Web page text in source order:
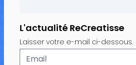
L'actualité ReCreatisse
Laisser votre e-mail ci-dessous.